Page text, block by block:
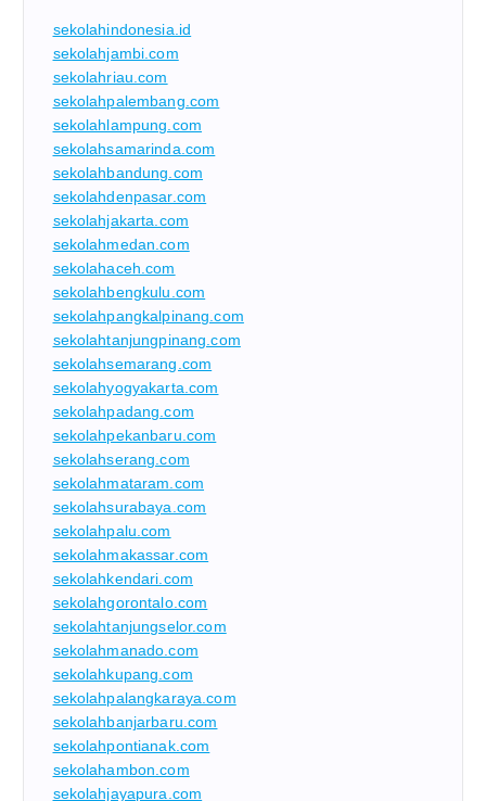
sekolahindonesia.id
sekolahjambi.com
sekolahriau.com
sekolahpalembang.com
sekolahlampung.com
sekolahsamarinda.com
sekolahbandung.com
sekolahdenpasar.com
sekolahjakarta.com
sekolahmedan.com
sekolahaceh.com
sekolahbengkulu.com
sekolahpangkalpinang.com
sekolahtanjungpinang.com
sekolahsemarang.com
sekolahyogyakarta.com
sekolahpadang.com
sekolahpekanbaru.com
sekolahserang.com
sekolahmataram.com
sekolahsurabaya.com
sekolahpalu.com
sekolahmakassar.com
sekolahkendari.com
sekolahgorontalo.com
sekolahtanjungselor.com
sekolahmanado.com
sekolahkupang.com
sekolahpalangkaraya.com
sekolahbanjarbaru.com
sekolahpontianak.com
sekolahambon.com
sekolahjayapura.com